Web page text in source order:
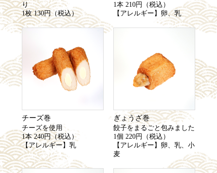
り
1枚 130円（税込）
1本 210円（税込）
【アレルギー】卵、乳
チーズ巻
チーズを使用
1本 240円（税込）
【アレルギー】乳
ぎょうざ巻
餃子をまるごと包みました
1個 220円（税込）
【アレルギー】卵、乳、小
麦